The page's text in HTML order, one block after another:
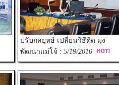
ปรับกลยุทธ์ เปลี่ยนวิธีคิด มุ่ง
พัฒนาแม่โจ้ : 5/19/2010